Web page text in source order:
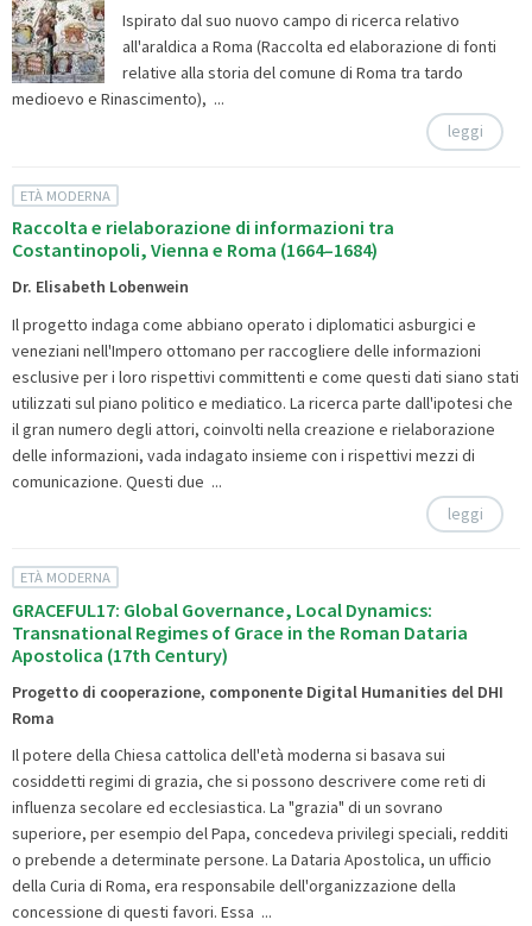
Ispirato dal suo nuovo campo di ricerca relativo
all'araldica a Roma (Raccolta ed elaborazione di fonti
relative alla storia del comune di Roma tra tardo
medioevo e Rinascimento), ...
leggi
ETÀ MODERNA
Raccolta e rielaborazione di informazioni tra
Costantinopoli, Vienna e Roma (1664–1684)
Dr. Elisabeth Lobenwein
Il progetto indaga come abbiano operato i diplomatici asburgici e
veneziani nell'Impero ottomano per raccogliere delle informazioni
esclusive per i loro rispettivi committenti e come questi dati siano stati
utilizzati sul piano politico e mediatico. La ricerca parte dall'ipotesi che
il gran numero degli attori, coinvolti nella creazione e rielaborazione
delle informazioni, vada indagato insieme con i rispettivi mezzi di
comunicazione. Questi due ...
leggi
ETÀ MODERNA
GRACEFUL17: Global Governance, Local Dynamics:
Transnational Regimes of Grace in the Roman Dataria
Apostolica (17th Century)
Progetto di cooperazione, componente Digital Humanities del DHI
Roma
Il potere della Chiesa cattolica dell'età moderna si basava sui
cosiddetti regimi di grazia, che si possono descrivere come reti di
influenza secolare ed ecclesiastica. La "grazia" di un sovrano
superiore, per esempio del Papa, concedeva privilegi speciali, redditi
o prebende a determinate persone. La Dataria Apostolica, un ufficio
della Curia di Roma, era responsabile dell'organizzazione della
concessione di questi favori. Essa ...